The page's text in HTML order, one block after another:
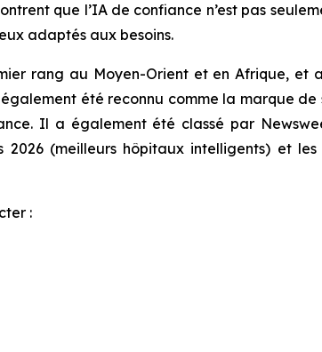
que l’IA de confiance n’est pas
adaptés aux besoins.
rang au Moyen-Orient et en Afrique, et
été reconnu comme la marque
Il a également été classé par
(meilleurs hôpitaux intelligents) et
: